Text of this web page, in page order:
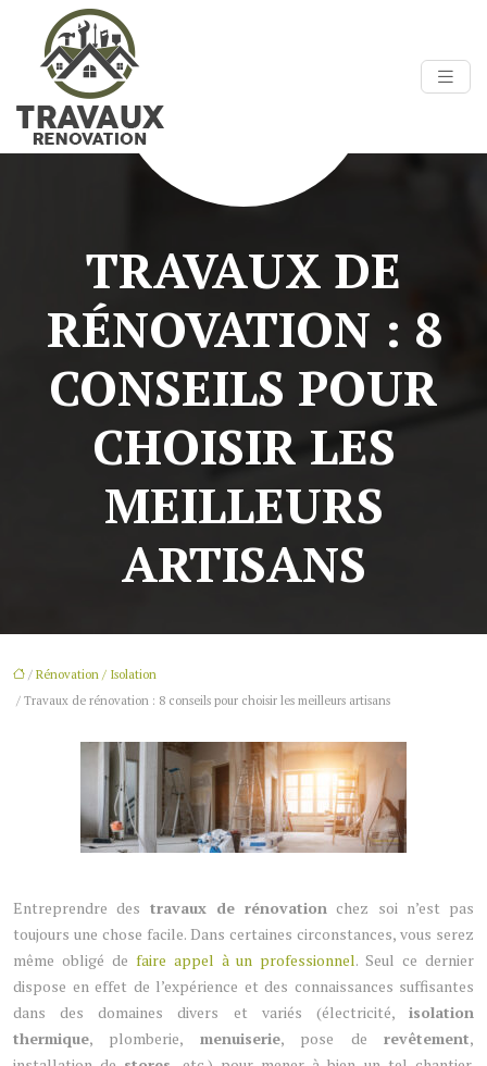
TRAVAUX DE
RÉNOVATION : 8
CONSEILS POUR
CHOISIR LES
MEILLEURS
ARTISANS
/ Rénovation / Isolation
/ Travaux de rénovation : 8 conseils pour choisir les meilleurs artisans
Entreprendre des travaux de rénovation chez soi n’est pas
toujours une chose facile. Dans certaines circonstances, vous serez
même obligé de faire appel à un professionnel. Seul ce dernier
dispose en effet de l’expérience et des connaissances suffisantes
dans des domaines divers et variés (électricité, isolation
thermique, plomberie, menuiserie, pose derevêtement,